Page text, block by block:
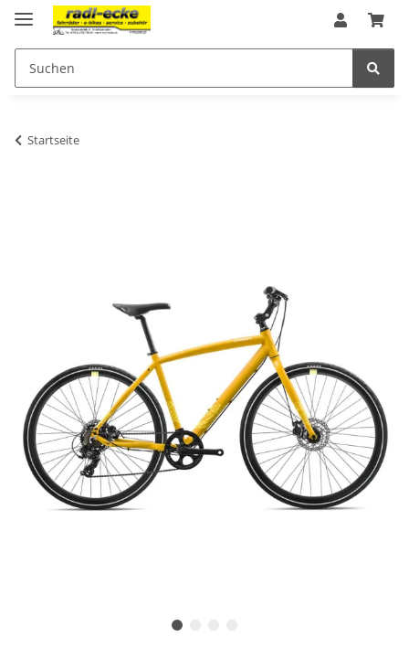
Startseite